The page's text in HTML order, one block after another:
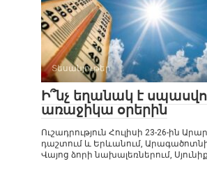
Տեսանյութեր
Ի՞նչ եղանակ է
առաջիկա օրերին
Ուշադրություն Հուլիսի 23-26-ին
դաշտում և Երևանում,
Վայոց ձորի նախալեռներում,